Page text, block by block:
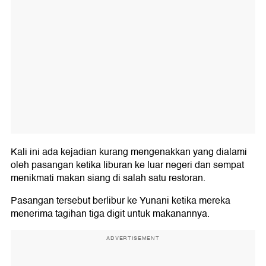
Kali ini ada kejadian kurang mengenakkan yang dialami
oleh pasangan ketika liburan ke luar negeri dan sempat
menikmati makan siang di salah satu restoran.
Pasangan tersebut berlibur ke Yunani ketika mereka
menerima tagihan tiga digit untuk makanannya.
ADVERTISEMENT